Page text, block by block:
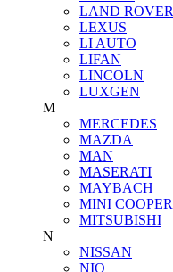
LAND ROVER
LEXUS
LI AUTO
LIFAN
LINCOLN
LUXGEN
M
MERCEDES
MAZDA
MAN
MASERATI
MAYBACH
MINI COOPER
MITSUBISHI
N
NISSAN
NIO